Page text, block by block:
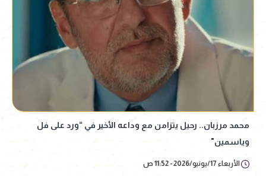
محمد مرزبان.. رحيل يتزامن مع وداعه الأخير في “ورد على فل
وياسمين"
الأربعاء 17/يونيو/2026 - 11:52 ص